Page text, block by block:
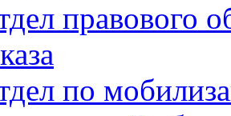
правового
по